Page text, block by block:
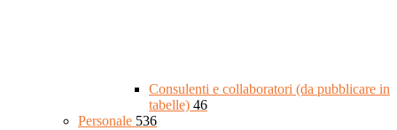
Consulenti e collaboratori (da pubblicare in
tabelle) 46
Personale 536